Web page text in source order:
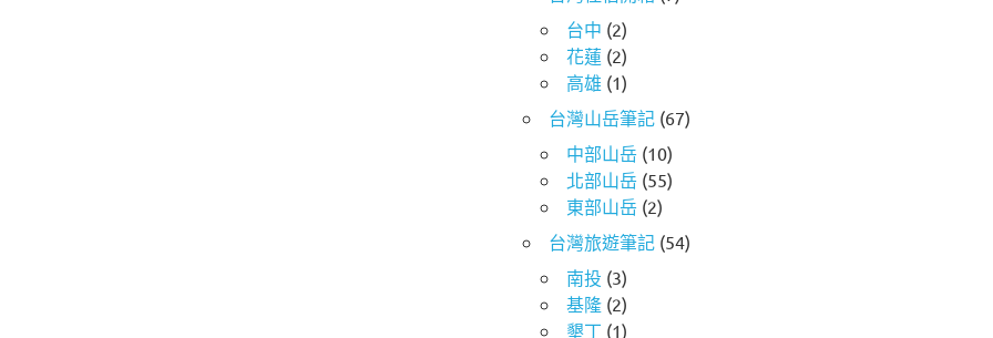
台中 (2)
花蓮 (2)
高雄 (1)
台灣山岳筆記 (67)
中部山岳 (10)
北部山岳 (55)
東部山岳 (2)
台灣旅遊筆記 (54)
南投 (3)
基隆 (2)
墾丁 (1)